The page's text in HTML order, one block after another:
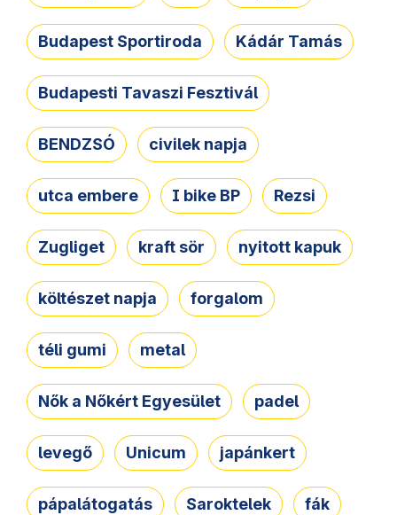
Budapest Sportiroda Kádár Tamás
Budapesti Tavaszi Fesztivál
BENDZSÓ civilek napja
utca embere I bike BP Rezsi
Zugliget kraft sör nyitott kapuk
költészet napja forgalom
téli gumi metal
Nők a Nőkért Egyesület padel
levegő Unicum japánkert
pápalátogatás Saroktelek fák